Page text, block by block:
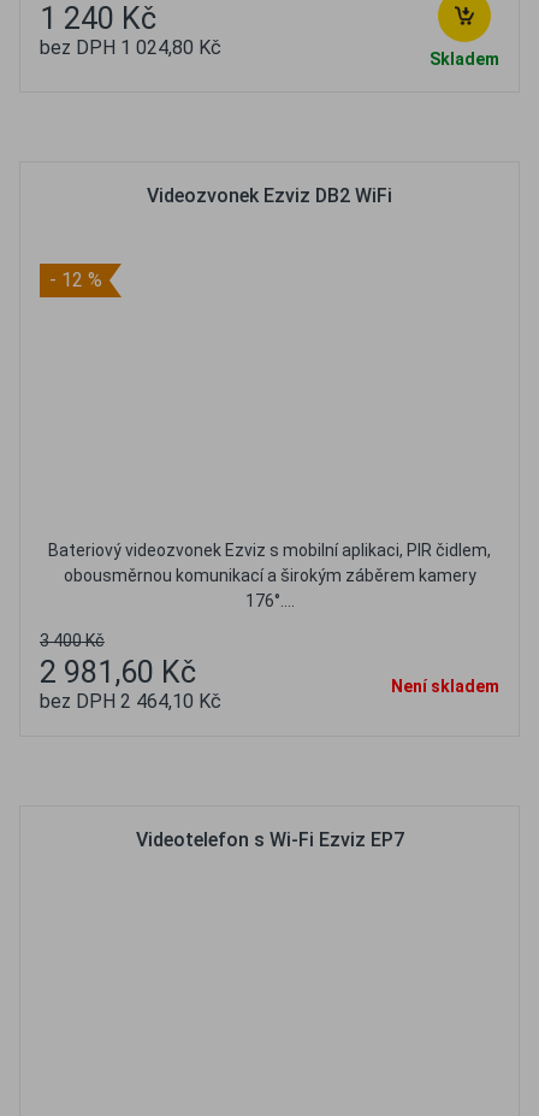
1 240 Kč
bez DPH 1 024,80 Kč Skladem
Videozvonek Ezviz DB2 WiFi
- 12 %
Bateriový videozvonek Ezviz s mobilní aplikaci, PIR čidlem,
obousměrnou komunikací a širokým záběrem kamery
176°....
3 400 Kč
2 981,60 Kč
bez DPH 2 464,10 Kč
Není skladem
Videotelefon s Wi-Fi Ezviz EP7